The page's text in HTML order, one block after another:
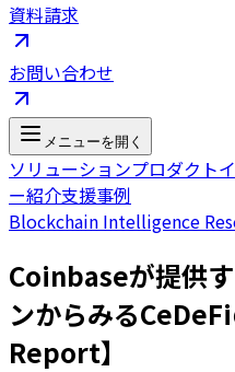
資料請求
お問い合わせ
メニューを開く
ソリューションプロダクト
ー紹介支援事例
Blockchain Intelligence
Coinbaseが提供
ンからみる
Report】